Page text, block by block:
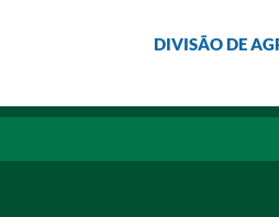
DIVISÃO DE